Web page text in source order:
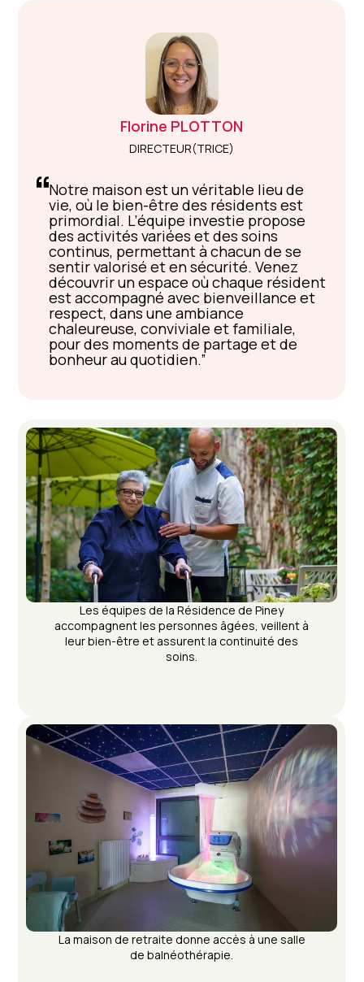
Florine PLOTTON
DIRECTEUR(TRICE)
Notre maison est un véritable lieu de
vie, où le bien-être des résidents est
primordial. L’équipe investie propose
des activités variées et des soins
continus, permettant à chacun de se
sentir valorisé et en sécurité. Venez
découvrir un espace où chaque résident
est accompagné avec bienveillance et
respect, dans une ambiance
chaleureuse, conviviale et familiale,
pour des moments de partage et de
bonheur au quotidien.
Les équipes de la Résidence de Piney
accompagnent les personnes âgées, veillent à
leur bien-être et assurent la continuité des
soins.
La maison de retraite donne accès à une salle
de balnéothérapie.